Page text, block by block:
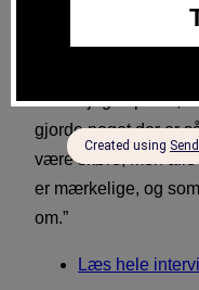
Sauna. Soft Boys
nåede jeg et punkt,
gjorde noget der er
være skøre, men alle
er mærkelige, og
om.”
Læs hele